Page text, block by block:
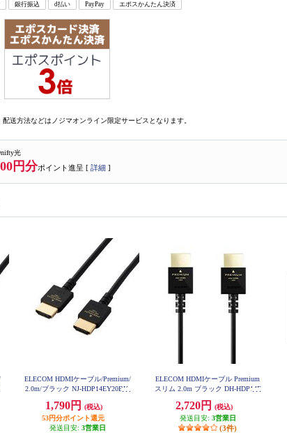
銀行振込 d払い PayPay エポスかんたん決済
送方法などはノジマオンライン限定サービスとなります。
光
円分ポイント進呈 [ 詳細 ]
ELECOM HDMIケーブル/Premium/
2.0m/ブラック NJ-HDP14EY20BK
1,790円
(税込)
53円分ポイント還元
発送目安: 3営業日
ELECOM HDMIケーブル Premium
スリム 2.0m ブラック DH-HDP14E
2,720円
(税込)
発送目安: 3営業日
(3件)